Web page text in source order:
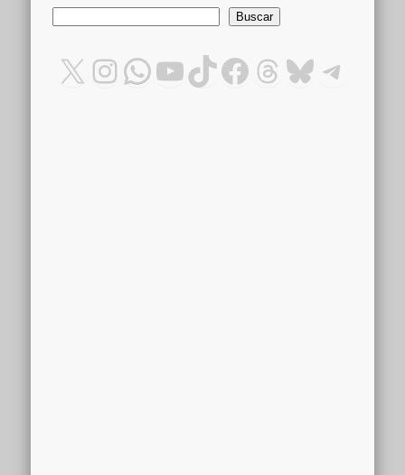
Buscar
X Instagram
WhatsApp
YouTube
TikTok
Facebook
Threads
Bluesky